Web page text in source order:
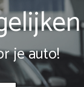
je auto!